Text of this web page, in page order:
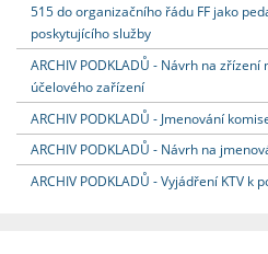
515 do organizačního řádu FF jako
poskytujícího služby
ARCHIV PODKLADŮ - Návrh na
účelového zařízení
ARCHIV PODKLADŮ - Jmenování
ARCHIV PODKLADŮ - Návrh na
ARCHIV PODKLADŮ - Vyjádření KTV k